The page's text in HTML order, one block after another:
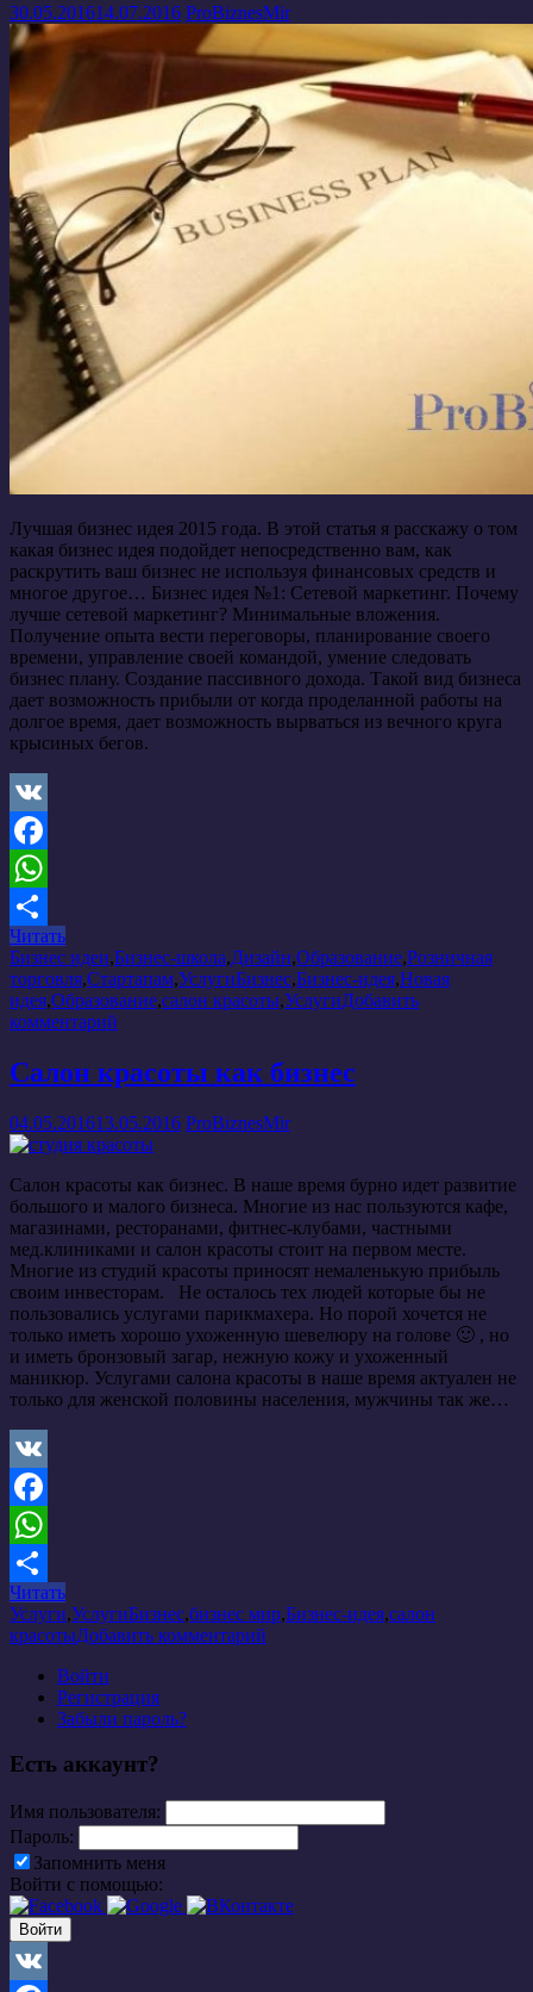
30.05.201614.07.2016 ProBiznesMir
Лучшая бизнес идея 2015 года. В этой статья я расскажу о том
какая бизнес идея подойдет непосредственно вам, как
раскрутить ваш бизнес не используя финансовых средств и
многое другое… Бизнес идея №1: Сетевой маркетинг. Почему
лучше сетевой маркетинг? Минимальные вложения.
Получение опыта вести переговоры, планирование своего
времени, управление своей командой, умение следовать
бизнес плану. Создание пассивного дохода. Такой вид бизнеса
дает возможность прибыли от когда проделанной работы на
долгое время, дает возможность вырваться из вечного круга
крысиных бегов.
VK
Facebook
WhatsApp
Отправить
Читать
Бизнес идеи,Бизнес-школа,Дизайн,Образование,Розничная
торговля,Стартапам,УслугиБизнес,Бизнес-идея,Новая
идея,Образование,салон красоты,УслугиДобавить
комментарий
Салон красоты как бизнес
04.05.201613.05.2016 ProBiznesMir
Салон красоты как бизнес. В наше время бурно идет развитие
большого и малого бизнеса. Многие из нас пользуются кафе,
магазинами, ресторанами, фитнес-клубами, частными
мед.клиниками и салон красоты стоит на первом месте.
Многие из студий красоты приносят немаленькую прибыль
своим инвесторам. Не осталось тех людей которые бы не
пользовались услугами парикмахера. Но порой хочется не
только иметь хорошо ухоженную шевелюру на голове 🙂 , но
и иметь бронзовый загар, нежную кожу и ухоженный
маникюр. Услугами салона красоты в наше время актуален не
только для женской половины населения, мужчины так же…
VK
Facebook
WhatsApp
Отправить
Читать
Услуги,УслугиБизнес,бизнес мир,Бизнес-идея,салон
красотыДобавить комментарий
Войти
Регистрация
Забыли пароль?
Есть аккаунт?
Имя пользователя:
Пароль:
Запомнить меня
Войти с помощью: